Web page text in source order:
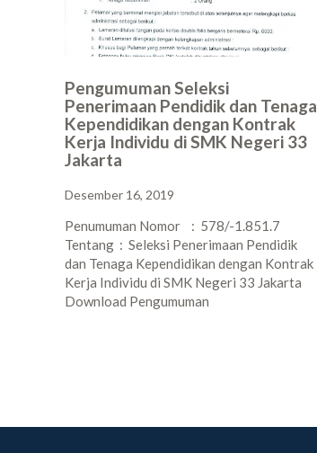
Pengumuman Seleksi
Penerimaan Pendidik dan Tenaga
Kependidikan dengan Kontrak
Kerja Individu di SMK Negeri 33
Jakarta
Desember 16, 2019
Penumuman Nomor : 578/-1.851.7
Tentang : Seleksi Penerimaan Pendidik
dan Tenaga Kependidikan dengan Kontrak
Kerja Individu di SMK Negeri 33 Jakarta
Download Pengumuman